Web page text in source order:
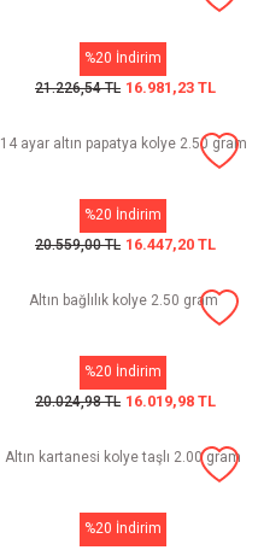
%20 İndirim
21.226,54 TL 16.981,23 TL
14 ayar altın papatya kolye 2.50 gram
%20 İndirim
20.559,00 TL 16.447,20 TL
Altın bağlılık kolye 2.50 gram
%20 İndirim
20.024,98 TL 16.019,98 TL
Altın kartanesi kolye taşlı 2.00 gram
%20 İndirim